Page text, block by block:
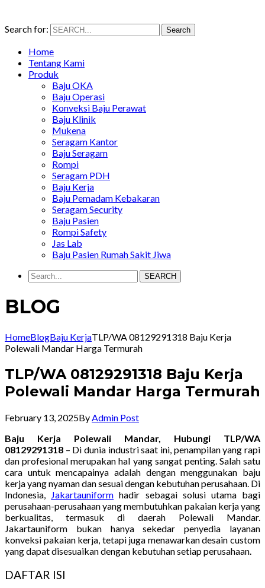
Search for: Search
Home
Tentang Kami
Produk
Baju OKA
Baju Operasi
Konveksi Baju Perawat
Baju Klinik
Mukena
Seragam Kantor
Baju Seragam
Rompi
Seragam PDH
Baju Kerja
Baju Pemadam Kebakaran
Seragam Security
Baju Pasien
Rompi Safety
Jas Lab
Baju Pasien Rumah Sakit Jiwa
SEARCH
BLOG
HomeBlogBaju KerjaTLP/WA 08129291318 Baju Kerja
Polewali Mandar Harga Termurah
TLP/WA 08129291318 Baju Kerja
Polewali Mandar Harga Termurah
February 13, 2025By Admin Post
Baju Kerja Polewali Mandar, Hubungi TLP/WA
08129291318 – Di dunia industri saat ini, penampilan yang rapi
dan profesional merupakan hal yang sangat penting. Salah satu
cara untuk mencapainya adalah dengan menggunakan baju
kerja yang nyaman dan sesuai dengan kebutuhan perusahaan. Di
Indonesia,
Jakartauniform hadir sebagai solusi utama bagi
perusahaan-perusahaan yang membutuhkan pakaian kerja yang
berkualitas, termasuk di daerah Polewali Mandar.
Jakartauniform bukan hanya sekedar penyedia layanan
konveksi pakaian kerja, tetapi juga menawarkan desain custom
yang dapat disesuaikan dengan kebutuhan setiap perusahaan.
DAFTAR ISI